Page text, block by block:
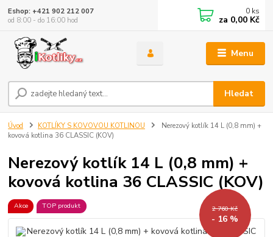
Menu
Hledat
Eshop: +421 902 212 007
od 8:00 - do 16:00 hod
0 ks
za 0,00 Kč
Úvod KOTLÍKY S KOVOVOU KOTLINOU
Nerezový kotlík 14 L (0,8 mm) +
kovová kotlina 36 CLASSIC (KOV)
Nerezový kotlík 14 L (0,8 mm) +
kovová kotlina 36 CLASSIC (KOV)
Akce TOP produkt 2 760 Kč
- 16 %